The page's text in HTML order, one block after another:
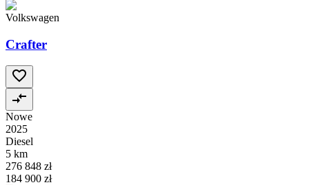
Volkswagen
Crafter
Nowe
2025
Diesel
5 km
276 848 zł
184 900 zł